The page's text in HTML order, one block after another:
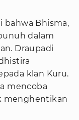
bahwa Bhisma,
dalam
Draupadi
klan Kuru.
mencoba
menghentikan